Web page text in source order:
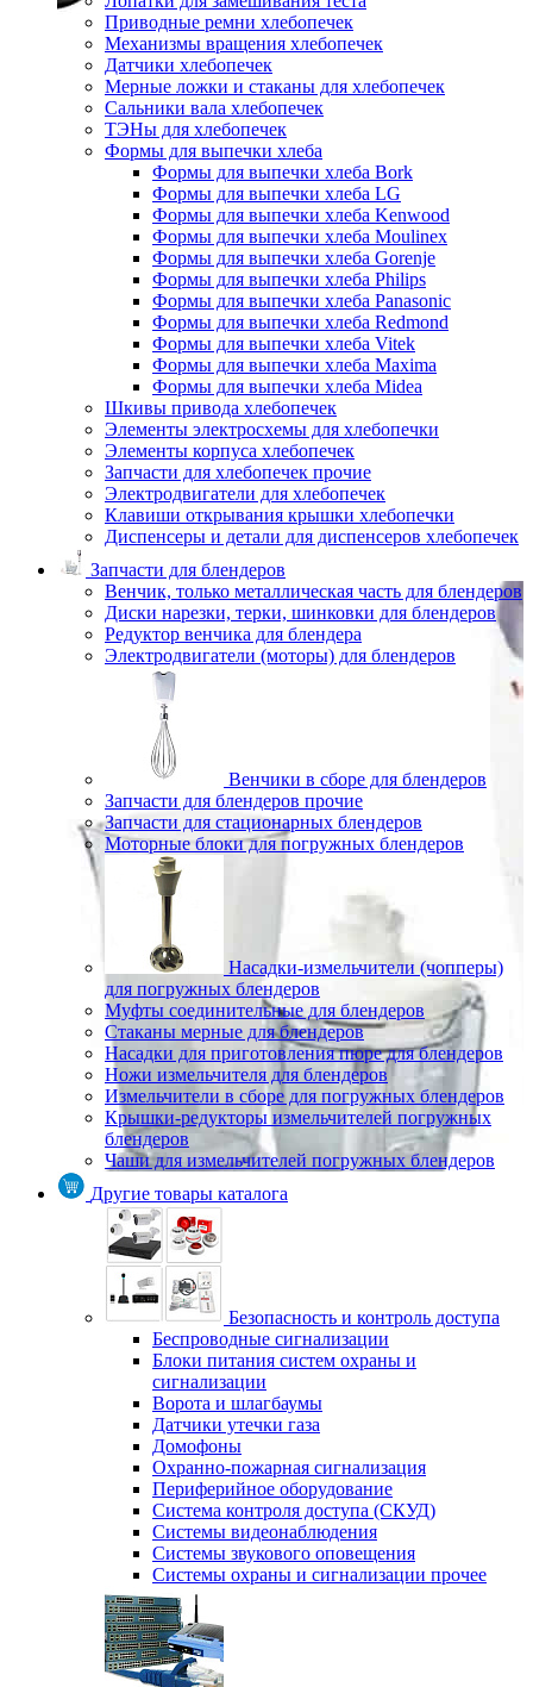
Приводные ремни хлебопечек
Механизмы вращения хлебопечек
Датчики хлебопечек
Мерные ложки и стаканы для хлебопечек
Сальники вала хлебопечек
ТЭНы для хлебопечек
Формы для выпечки хлеба
Формы для выпечки хлеба Bork
Формы для выпечки хлеба LG
Формы для выпечки хлеба Kenwood
Формы для выпечки хлеба Moulinex
Формы для выпечки хлеба Gorenje
Формы для выпечки хлеба Philips
Формы для выпечки хлеба Panasonic
Формы для выпечки хлеба Redmond
Формы для выпечки хлеба Vitek
Формы для выпечки хлеба Maxima
Формы для выпечки хлеба Midea
Шкивы привода хлебопечек
Элементы электросхемы для хлебопечки
Элементы корпуса хлебопечек
Запчасти для хлебопечек прочие
Электродвигатели для хлебопечек
Клавиши открывания крышки хлебопечки
Диспенсеры и детали для диспенсеров хлебопечек
Запчасти для блендеров
Венчик, только металлическая часть для блендеров
Диски нарезки, терки, шинковки для блендеров
Редуктор венчика для блендера
Электродвигатели (моторы) для блендеров
Венчики в сборе для блендеров
Запчасти для блендеров прочие
Запчасти для стационарных блендеров
Моторные блоки для погружных блендеров
Насадки-измельчители (чопперы)
для погружных блендеров
Муфты соединительные для блендеров
Стаканы мерные для блендеров
Насадки для приготовления пюре для блендеров
Ножи измельчителя для блендеров
Измельчители в сборе для погружных блендеров
Крышки-редукторы измельчителей погружных
блендеров
Чаши для измельчителей погружных блендеров
Другие товары каталога
Безопасность и контроль доступа
Беспроводные сигнализации
Блоки питания систем охраны и
сигнализации
Ворота и шлагбаумы
Датчики утечки газа
Домофоны
Охранно-пожарная сигнализация
Периферийное оборудование
Система контроля доступа (СКУД)
Системы видеонаблюдения
Системы звукового оповещения
Системы охраны и сигнализации прочее